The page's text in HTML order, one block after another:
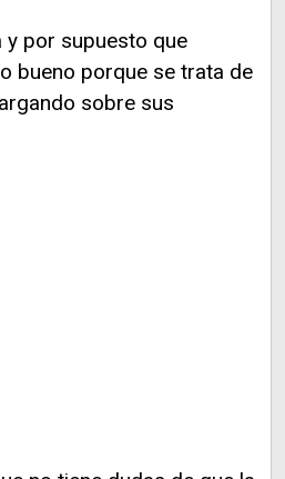
y por supuesto que
bueno porque se trata de
sobre sus